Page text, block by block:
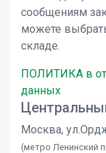
сообщениям
можете
складе.
ПОЛИТИКА в
данных
Москва,
(метро Ленинский